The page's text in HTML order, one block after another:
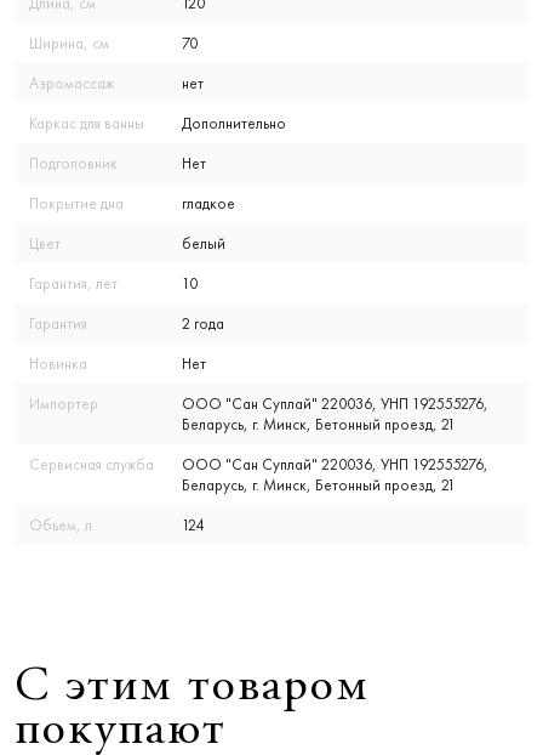
Ширина, см 70
Аэромассаж нет
Каркас для ванны Дополнительно
Подголовник Нет
Покрытие дна гладкое
Цвет белый
Гарантия, лет 10
Гарантия 2 года
Новинка Нет
Импортер
ООО "Сан Суплай" 220036, УНП 192555276,
Беларусь, г. Минск, Бетонный проезд, 21
Сервисная служба
ООО "Сан Суплай" 220036, УНП 192555276,
Беларусь, г. Минск, Бетонный проезд, 21
Объем, л 124
С этим товаром
покупают